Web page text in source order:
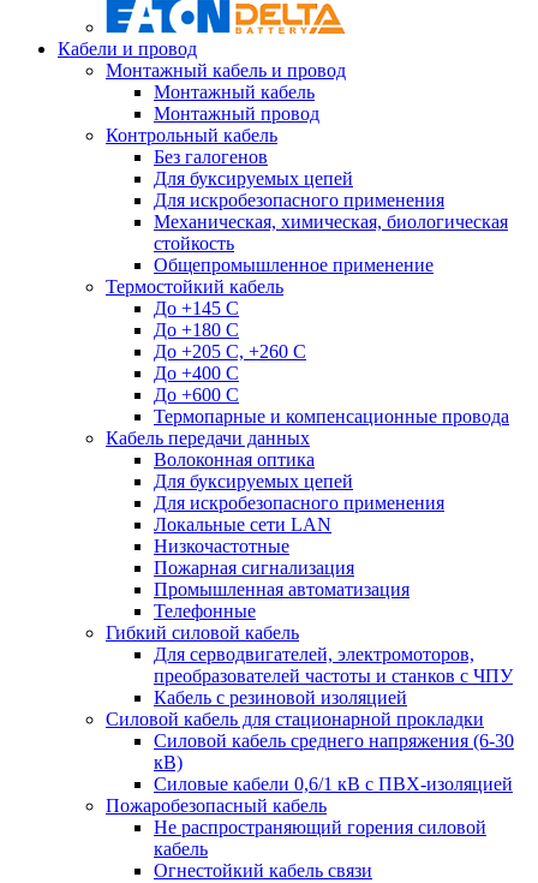
Кабели и провод
Монтажный кабель и провод
Монтажный кабель
Монтажный провод
Контрольный кабель
Без галогенов
Для буксируемых цепей
Для искробезопасного применения
Механическая, химическая, биологическая
стойкость
Общепромышленное применение
Термостойкий кабель
До +145 С
До +180 C
До +205 С, +260 С
До +400 C
До +600 С
Термопарные и компенсационные провода
Кабель передачи данных
Волоконная оптика
Для буксируемых цепей
Для искробезопасного применения
Локальные сети LAN
Низкочастотные
Пожарная сигнализация
Промышленная автоматизация
Телефонные
Гибкий силовой кабель
Для серводвигателей, электромоторов,
преобразователей частоты и станков с ЧПУ
Кабель с резиновой изоляцией
Силовой кабель для стационарной прокладки
Силовой кабель среднего напряжения (6-30
кВ)
Силовые кабели 0,6/1 кВ с ПВХ-изоляцией
Пожаробезопасный кабель
Не распространяющий горения силовой
кабель
Огнестойкий кабель связи